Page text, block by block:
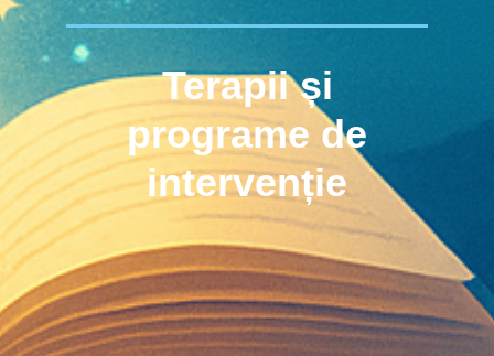
Terapii și
programe de
intervenție